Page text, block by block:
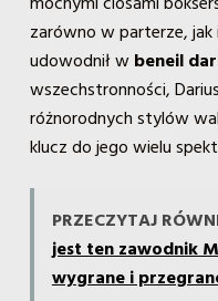
zarówno w parterze,
udowodnił w beneil
wszechstronności,
różnorodnych stylów
klucz do jego wielu
PRZECZYTAJ
jest ten zawodnik
wygrane i